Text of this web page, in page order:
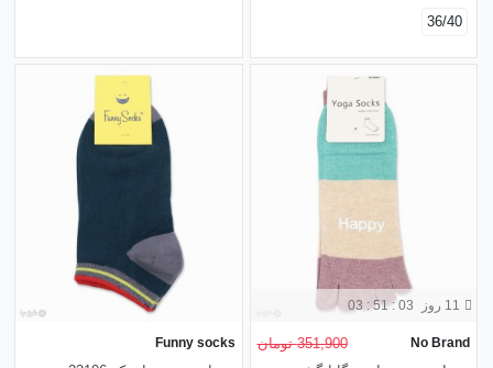
36/40
11 روز 03 : 51 : 01
No Brand
351,900 تومان
Funny socks